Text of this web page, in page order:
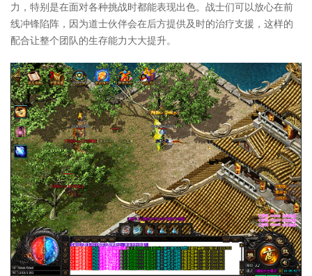
力，特别是在面对各种挑战时都能表现出色。战士们可以放心在前
线冲锋陷阵，因为道士伙伴会在后方提供及时的治疗支援，这样的
配合让整个团队的生存能力大大提升。